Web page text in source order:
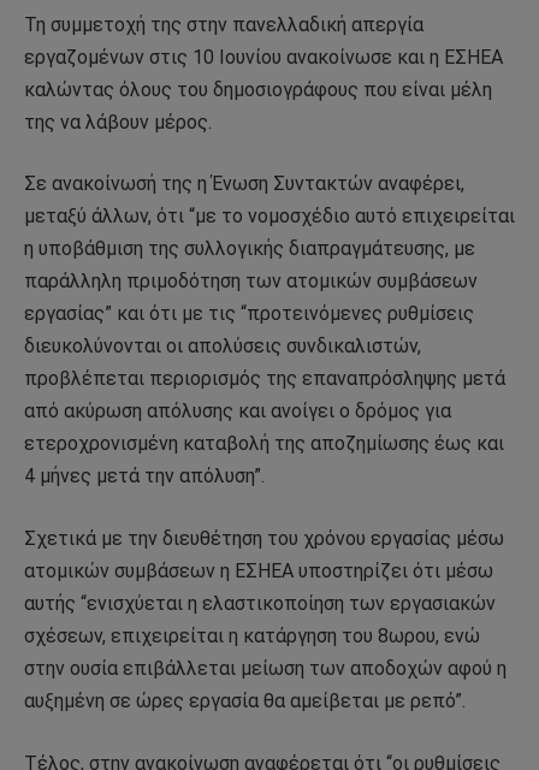
Τη συμμετοχή της στην πανελλαδική απεργία
εργαζομένων στις 10 Ιουνίου ανακοίνωσε και η ΕΣΗΕΑ
καλώντας όλους του δημοσιογράφους που είναι μέλη
της να λάβουν μέρος.
Σε ανακοίνωσή της η Ένωση Συντακτών αναφέρει,
μεταξύ άλλων, ότι “με το νομοσχέδιο αυτό επιχειρείται
η υποβάθμιση της συλλογικής διαπραγμάτευσης, με
παράλληλη πριμοδότηση των ατομικών συμβάσεων
εργασίας” και ότι με τις “προτεινόμενες ρυθμίσεις
διευκολύνονται οι απολύσεις συνδικαλιστών,
προβλέπεται περιορισμός της επαναπρόσληψης μετά
από ακύρωση απόλυσης και ανοίγει ο δρόμος για
ετεροχρονισμένη καταβολή της αποζημίωσης έως και
4 μήνες μετά την απόλυση”.
Σχετικά με την διευθέτηση του χρόνου εργασίας μέσω
ατομικών συμβάσεων η ΕΣΗΕΑ υποστηρίζει ότι μέσω
αυτής “ενισχύεται η ελαστικοποίηση των εργασιακών
σχέσεων, επιχειρείται η κατάργηση του 8ωρου, ενώ
στην ουσία επιβάλλεται μείωση των αποδοχών αφού η
αυξημένη σε ώρες εργασία θα αμείβεται με ρεπό”.
Τέλος, στην ανακοίνωση αναφέρεται ότι “οι ρυθμίσεις